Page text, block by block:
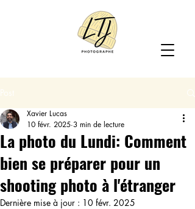
La photo du Lundi: Comment
bien se préparer pour un
shooting photo à l'étranger
Xavier Lucas
10 févr. 2025 3 min de lecture
Dernière mise à jour : 10 févr. 2025